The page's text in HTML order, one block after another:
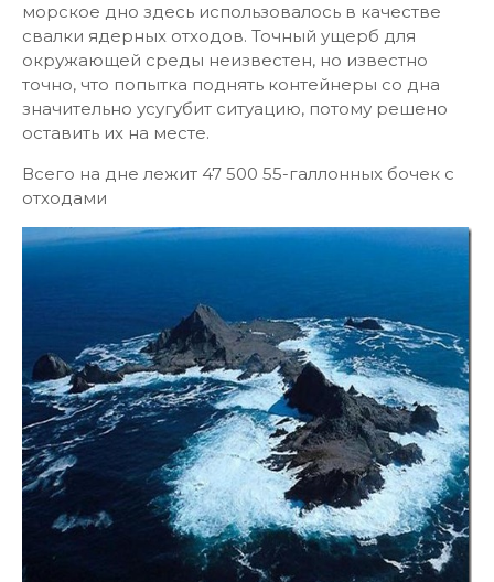
морское дно здесь использовалось в качестве
свалки ядерных отходов. Точный ущерб для
окружающей среды неизвестен, но известно
точно, что попытка поднять контейнеры со дна
значительно усугубит ситуацию, потому решено
оставить их на месте.
Всего на дне лежит 47 500 55-галлонных бочек с
отходами